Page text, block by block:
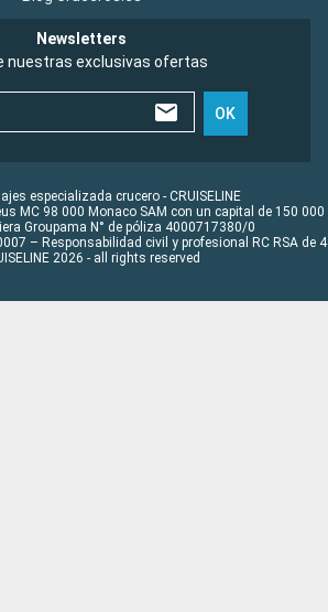
Newsletters
nuestras exclusivas ofertas
OK
especializada crucero - CRUISELINE
MC 98 000 Monaco SAM con un capital de 150 000
Groupama N° de póliza 4000717380/0
– Responsabilidad civil y profesional RC RSA de
2026 - all rights reserved